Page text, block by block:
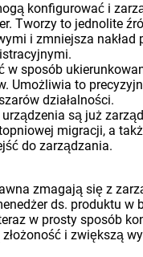
konfigurować i
Tworzy to jednolite
i zmniejsza nakład
w sposób
Umożliwia to
działalności.
są już
migracji, a
do zarządzania.
zmagają się z
ds. produktu w
w prosty sposób
i zwiększą